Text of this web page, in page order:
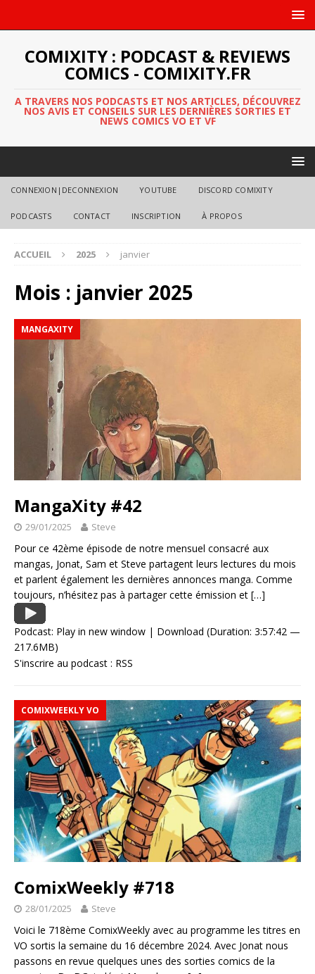
COMIXITY : PODCAST & REVIEWS
COMICS - COMIXITY.FR
A TRAVERS NOS PODCASTS ET NOS ARTICLES, DÉCOUVREZ
NOS AVIS ET CONSEILS SUR LES DERNIÈRES SORTIES ET
NEWS COMICS VO ET VF
CONNEXION|DECONNEXION YOUTUBE DISCORD COMIXITY
PODCASTS CONTACT INSCRIPTION À PROPOS
ACCUEIL 2025 janvier
Mois : janvier 2025
MANGAXITY
MangaXity #42
29/01/2025 Steve
Pour ce 42ème épisode de notre mensuel consacré aux
mangas, Jonat, Sam et Steve partagent leurs lectures du mois
et parlent également les dernières annonces manga. Comme
toujours, n’hésitez pas à partager cette émission et […]
Podcast: Play in new window | Download (Duration: 3:57:42 —
217.6MB)
S'inscrire au podcast : RSS
COMIXWEEKLY VO
ComixWeekly #718
28/01/2025 Steve
Voici le 718ème ComixWeekly avec au programme les titres en
VO sortis la semaine du 16 décembre 2024. Avec Jonat nous
passons en revue quelques unes des sorties comics de la